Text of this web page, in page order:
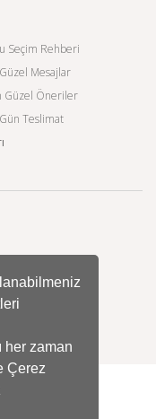
her zaman
Çerez
Seçim Rehberi
Mesajlar
Güzel Öneriler
Teslimat